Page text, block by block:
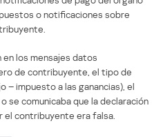
o notificaciones sobre
los mensajes datos
de contribuyente, el tipo de
– impuesto a las ganancias), el
se comunicaba que la declaración
el contribuyente era falsa.